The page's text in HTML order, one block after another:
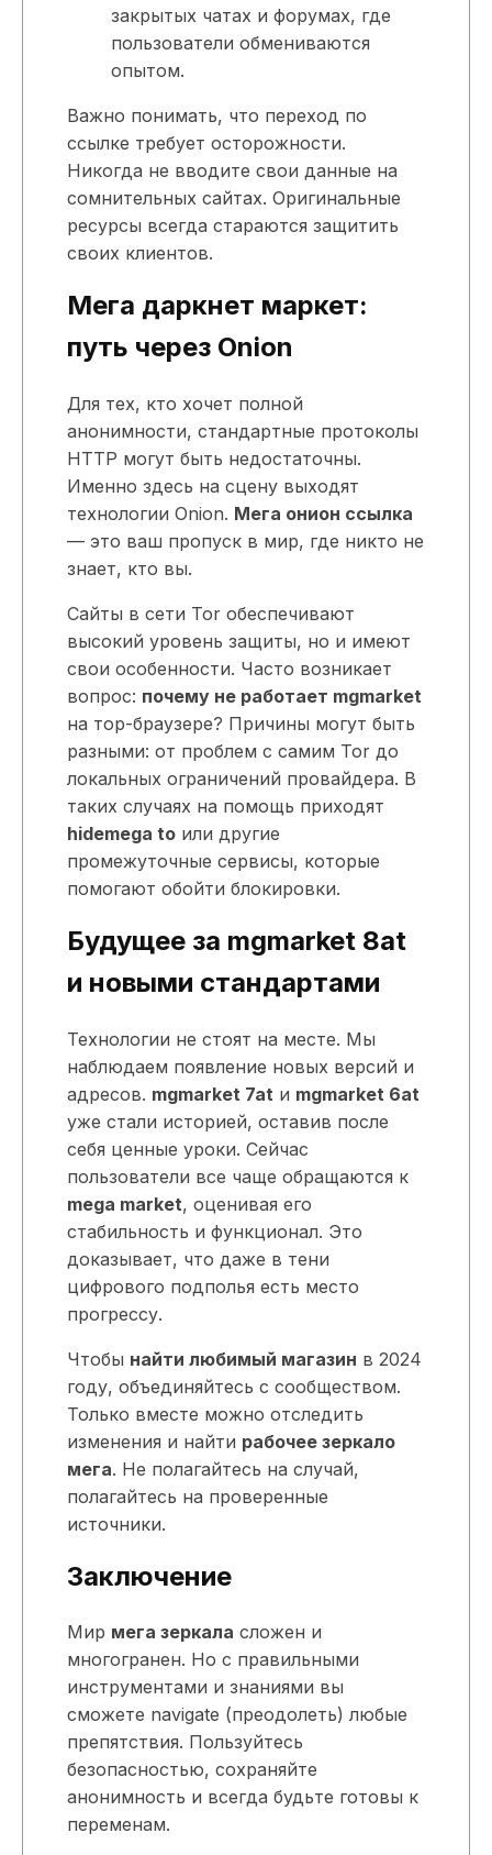
закрытых чатах и форумах, где
пользователи обмениваются
опытом.
Важно понимать, что переход по
ссылке требует осторожности.
Никогда не вводите свои данные на
сомнительных сайтах. Оригинальные
ресурсы всегда стараются защитить
своих клиентов.
Мега даркнет маркет:
путь через Onion
Для тех, кто хочет полной
анонимности, стандартные протоколы
HTTP могут быть недостаточны.
Именно здесь на сцену выходят
технологии Onion. Мега онион ссылка
— это ваш пропуск в мир, где никто не
знает, кто вы.
Сайты в сети Tor обеспечивают
высокий уровень защиты, но и имеют
свои особенности. Часто возникает
вопрос: почему не работает mgmarket
на тор-браузере? Причины могут быть
разными: от проблем с самим Tor до
локальных ограничений провайдера. В
таких случаях на помощь приходят
hidemega to или другие
промежуточные сервисы, которые
помогают обойти блокировки.
Будущее за mgmarket 8at
и новыми стандартами
Технологии не стоят на месте. Мы
наблюдаем появление новых версий и
адресов. mgmarket 7at и mgmarket 6at
уже стали историей, оставив после
себя ценные уроки. Сейчас
пользователи все чаще обращаются к
mega market, оценивая его
стабильность и функционал. Это
доказывает, что даже в тени
цифрового подполья есть место
прогрессу.
Чтобы найти любимый магазин в 2024
году, объединяйтесь с сообществом.
Только вместе можно отследить
изменения и найти рабочее зеркало
мега. Не полагайтесь на случай,
полагайтесь на проверенные
источники.
Заключение
Мир мега зеркала сложен и
многогранен. Но с правильными
инструментами и знаниями вы
сможете navigate (преодолеть) любые
препятствия. Пользуйтесь
безопасностью, сохраняйте
анонимность и всегда будьте готовы к
переменам.